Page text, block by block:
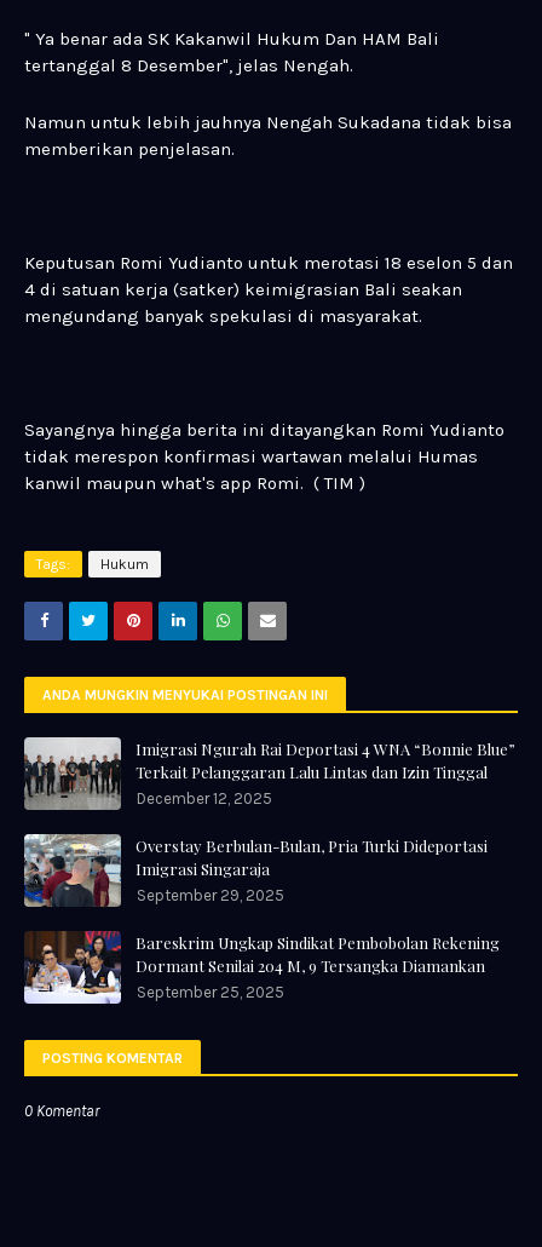
" Ya benar ada SK Kakanwil Hukum Dan HAM Bali
tertanggal 8 Desember", jelas Nengah.
Namun untuk lebih jauhnya Nengah Sukadana tidak bisa
memberikan penjelasan.
Keputusan Romi Yudianto untuk merotasi 18 eselon 5 dan
4 di satuan kerja (satker) keimigrasian Bali seakan
mengundang banyak spekulasi di masyarakat.
Sayangnya hingga berita ini ditayangkan Romi Yudianto
tidak merespon konfirmasi wartawan melalui Humas
kanwil maupun what's app Romi. ( TIM )
Tags: Hukum
ANDA MUNGKIN MENYUKAI POSTINGAN INI
Imigrasi Ngurah Rai Deportasi 4 WNA “Bonnie Blue”
Terkait Pelanggaran Lalu Lintas dan Izin Tinggal
December 12, 2025
Overstay Berbulan-Bulan, Pria Turki Dideportasi
Imigrasi Singaraja
September 29, 2025
Bareskrim Ungkap Sindikat Pembobolan Rekening
Dormant Senilai 204 M, 9 Tersangka Diamankan
September 25, 2025
POSTING KOMENTAR
0 Komentar